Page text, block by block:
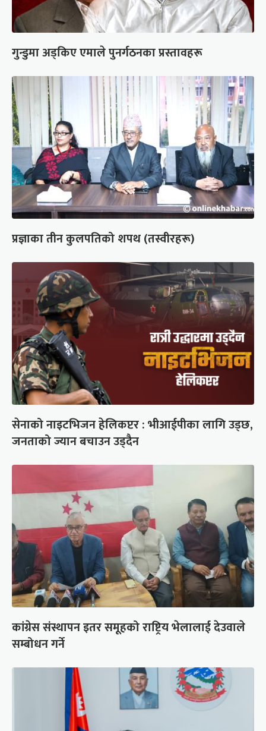
गुन्डुमा अड्किए एमाले पुनर्गठनका प्रस्तावहरू
प्रज्ञाका तीन कुलपतिको शपथ (तस्वीरहरू)
सेनाको नाइटभिजन हेलिकप्टर : भीआईपीका लागि उड्छ,
जनताको ज्यान बचाउन उड्दैन
कांग्रेस संस्थापन इतर समूहको राष्ट्रिय भेलालाई देउवाले
सम्बोधन गर्ने